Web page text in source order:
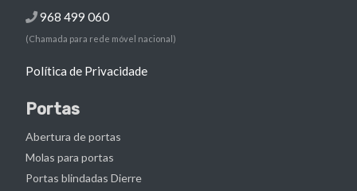
968 499 060
(Chamada para rede móvel nacional)
Política de Privacidade
Portas
Abertura de portas
Molas para portas
Portas blindadas Dierre